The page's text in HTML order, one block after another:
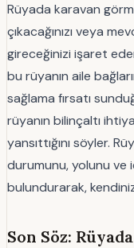
Rüyada karavan
çıkacağınızı veya
gireceğinizi işaret
bu rüyanın aile
sağlama fırsatı
rüyanın bilinçaltı
yansıttığını söyler.
durumunu, yolunu ve
bulundurarak,
Son Söz: